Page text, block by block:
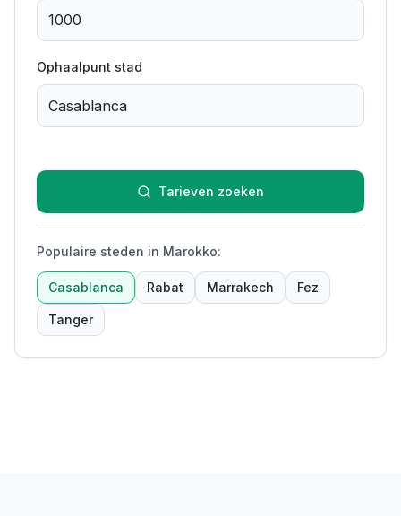
Ophaalpunt stad
Tarieven zoeken
Populaire steden in Marokko:
Casablanca Rabat Marrakech Fez
Tanger